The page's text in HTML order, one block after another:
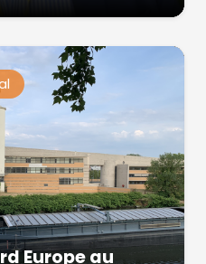
Europe au